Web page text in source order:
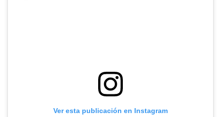
Ver esta publicación en Instagram